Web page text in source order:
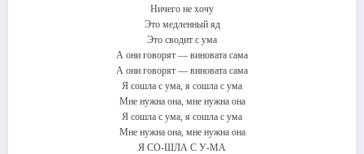
Ничего не хочу
Это медленный яд
Это сводит с ума
А они говорят — виновата сама
А они говорят — виновата сама
Я сошла с ума, я сошла с ума
Мне нужна она, мне нужна она
Я сошла с ума, я сошла с ума
Мне нужна она, мне нужна она
Я СО-ШЛА С У-МА